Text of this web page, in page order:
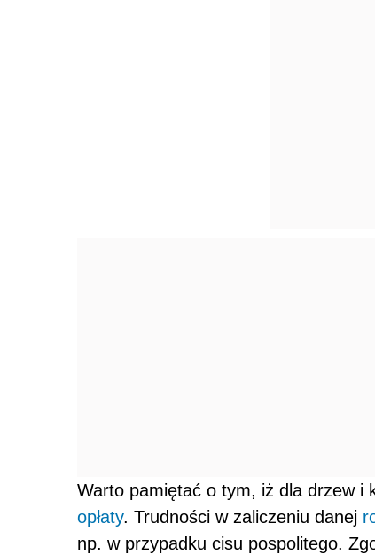
Warto pamiętać o tym, iż dla drzew i
opłaty. Trudności w zaliczeniu danej
np. w przypadku cisu pospolitego.